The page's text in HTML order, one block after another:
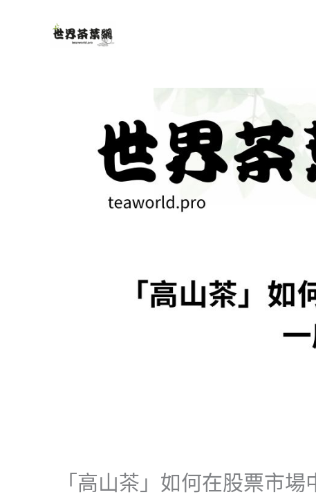
「高山茶」如何在股票市